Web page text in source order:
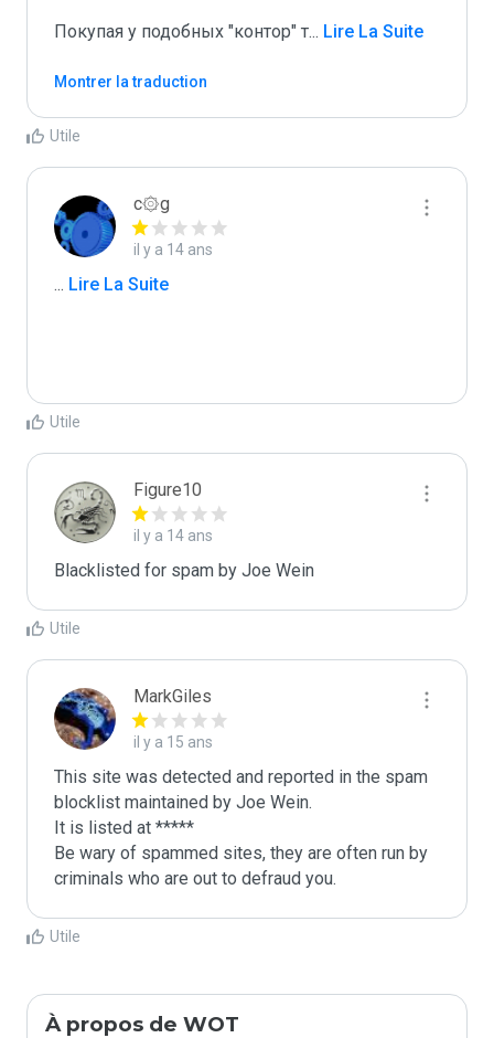
Покупая у подобных "контор" т... Lire La Suite
Montrer la traduction
Utile
c۞g
il y a 14 ans
... Lire La Suite
Utile
Figure10
il y a 14 ans
Blacklisted for spam by Joe Wein
Utile
MarkGiles
il y a 15 ans
This site was detected and reported in the spam
blocklist maintained by Joe Wein.
It is listed at *****
Be wary of spammed sites, they are often run by
criminals who are out to defraud you.
Utile
À propos de WOT